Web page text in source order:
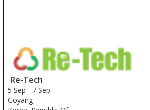
Re-Tech
5 Sep - 7 Sep
Goyang